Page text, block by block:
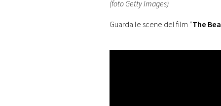
(foto Getty Images)
Guarda le scene del film “The